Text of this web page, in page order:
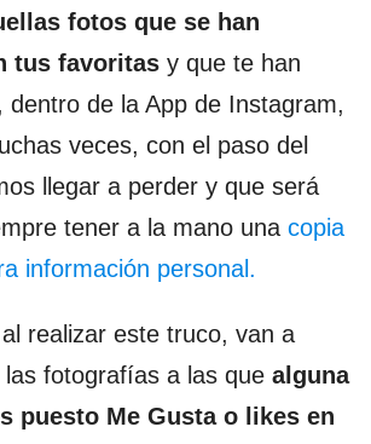
fotos que se han
tus favoritas y que te han
dentro de la App de Instagram,
veces, con el paso del
llegar a perder y que será
tener a la mano una copia
información personal.
realizar este truco, van a
fotografías a las que alguna
puesto Me Gusta o likes en